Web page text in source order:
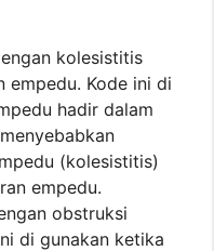
kolesistitis
empedu. Kode ini di
hadir dalam
(kolesistitis)
empedu.
obstruksi
di gunakan ketika